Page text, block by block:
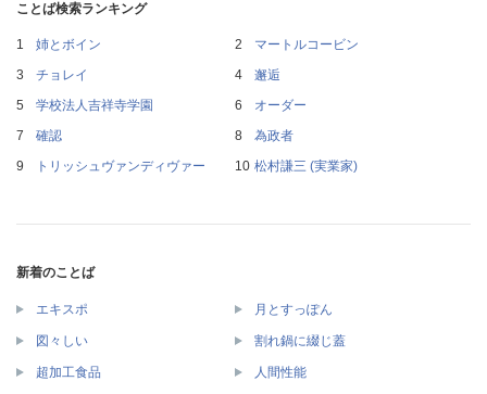
ことば検索ランキング
姉とボイン
マートルコービン
チョレイ
邂逅
学校法人吉祥寺学園
オーダー
確認
為政者
トリッシュヴァンディヴァー
松村謙三 (実業家)
新着のことば
エキスポ 月とすっぽん
図々しい 割れ鍋に綴じ蓋
超加工食品 人間性能